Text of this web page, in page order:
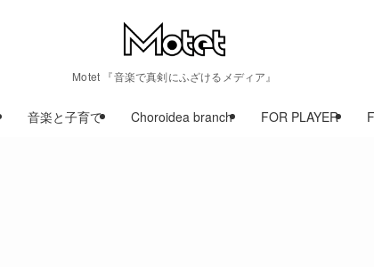
Motet 『音楽で真剣にふざけるメディア』
音楽と子育て Choroidea branch FOR PLAYER